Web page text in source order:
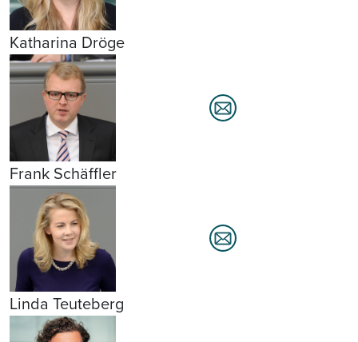
Katharina Dröge
Frank Schäffler
Linda Teuteberg